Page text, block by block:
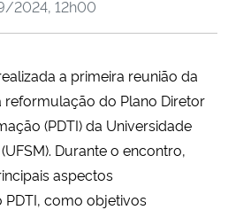
2024, 12h00
a primeira reunião da
do Plano Diretor
(PDTI) da Universidade
Durante o encontro,
aspectos
PDTI, como objetivos